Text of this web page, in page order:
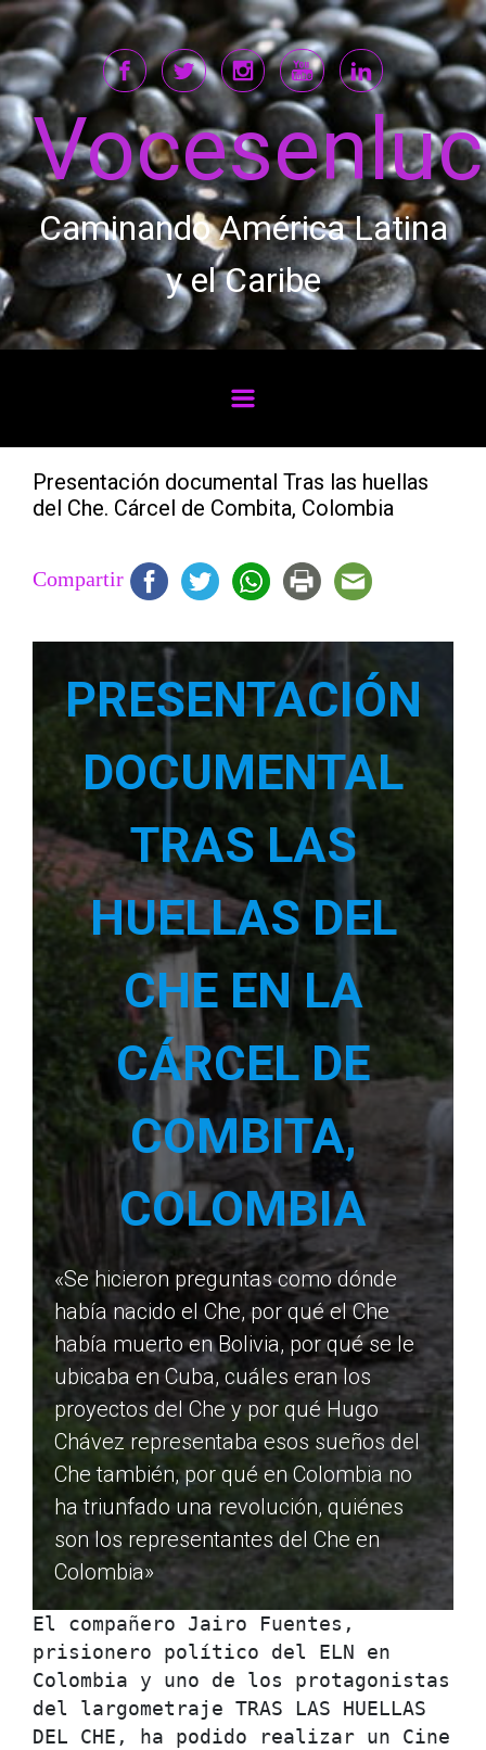
Saltar al contenido principal
Caminando América Latina
y el Caribe
Presentación documental Tras las huellas
del Che. Cárcel de Combita, Colombia
Compartir
PRESENTACIÓN
DOCUMENTAL
TRAS LAS
HUELLAS DEL
CHE EN LA
CÁRCEL DE
COMBITA,
COLOMBIA
«Se hicieron preguntas como dónde
había nacido el Che, por qué el Che
había muerto en Bolivia, por qué se le
ubicaba en Cuba, cuáles eran los
proyectos del Che y por qué Hugo
Chávez representaba esos sueños del
Che también, por qué en Colombia no
ha triunfado una revolución, quiénes
son los representantes del Che en
Colombia»
El compañero Jairo Fuentes,
prisionero político del ELN en
Colombia y uno de los protagonistas
del largometraje TRAS LAS HUELLAS
DEL CHE, ha podido realizar un Cine